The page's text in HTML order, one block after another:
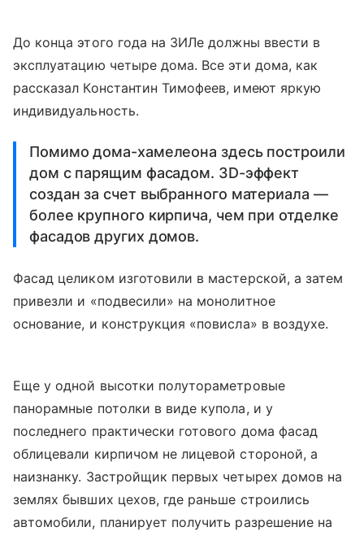
До конца этого года на ЗИЛе должны ввести в
эксплуатацию четыре дома. Все эти дома, как
рассказал Константин Тимофеев, имеют яркую
индивидуальность.
Помимо дома-хамелеона здесь построили
дом с парящим фасадом. ЗD-эффект
создан за счет выбранного материала —
более крупного кирпича, чем при отделке
фасадов других домов.
Фасад целиком изготовили в мастерской, а затем
привезли и «подвесили» на монолитное
основание, и конструкция «повисла» в воздухе.
Еще у одной высотки полутораметровые
панорамные потолки в виде купола, и у
последнего практически готового дома фасад
облицевали кирпичом не лицевой стороной, а
наизнанку. Застройщик первых четырех домов на
землях бывших цехов, где раньше строились
автомобили, планирует получить разрешение на